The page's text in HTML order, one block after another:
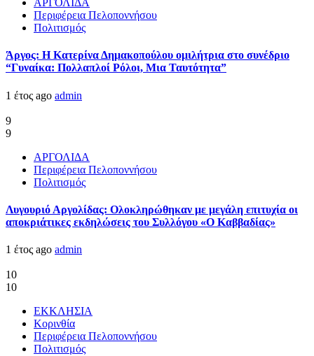
ΑΡΓΟΛΙΔΑ
Περιφέρεια Πελοποννήσου
Πολιτισμός
Άργος: Η Κατερίνα Δημακοπούλου ομιλήτρια στο συνέδριο
“Γυναίκα: Πολλαπλοί Ρόλοι, Μια Ταυτότητα”
1 έτος ago admin
9
9
ΑΡΓΟΛΙΔΑ
Περιφέρεια Πελοποννήσου
Πολιτισμός
Λυγουριό Αργολίδας: Ολοκληρώθηκαν με μεγάλη επιτυχία οι
αποκριάτικες εκδηλώσεις του Συλλόγου «Ο Καββαδίας»
1 έτος ago admin
10
10
ΕΚΚΛΗΣΙΑ
Κορινθία
Περιφέρεια Πελοποννήσου
Πολιτισμός